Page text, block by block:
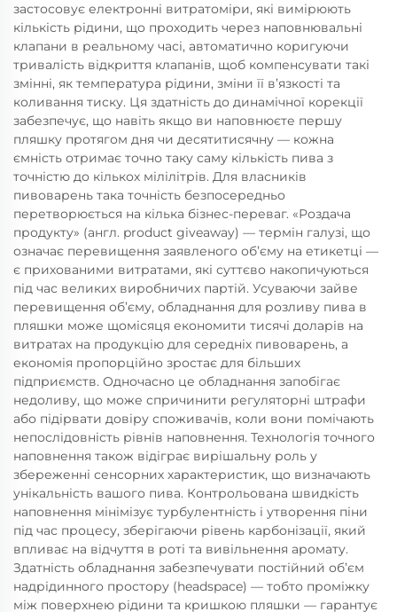
застосовує електронні витратоміри, які вимірюють
кількість рідини, що проходить через наповнювальні
клапани в реальному часі, автоматично коригуючи
тривалість відкриття клапанів, щоб компенсувати такі
змінні, як температура рідини, зміни її в’язкості та
коливання тиску. Ця здатність до динамічної корекції
забезпечує, що навіть якщо ви наповнюєте першу
пляшку протягом дня чи десятитисячну — кожна
ємність отримає точно таку саму кількість пива з
точністю до кількох мілілітрів. Для власників
пивоварень така точність безпосередньо
перетворюється на кілька бізнес-переваг. «Роздача
продукту» (англ. product giveaway) — термін галузі, що
означає перевищення заявленого об’єму на етикетці —
є прихованими витратами, які суттєво накопичуються
під час великих виробничих партій. Усуваючи зайве
перевищення об’єму, обладнання для розливу пива в
пляшки може щомісяця економити тисячі доларів на
витратах на продукцію для середніх пивоварень, а
економія пропорційно зростає для більших
підприємств. Одночасно це обладнання запобігає
недоливу, що може спричинити регуляторні штрафи
або підірвати довіру споживачів, коли вони помічають
непослідовність рівнів наповнення. Технологія точного
наповнення також відіграє вирішальну роль у
збереженні сенсорних характеристик, що визначають
унікальність вашого пива. Контрольована швидкість
наповнення мінімізує турбулентність і утворення піни
під час процесу, зберігаючи рівень карбонізації, який
впливає на відчуття в роті та вивільнення аромату.
Здатність обладнання забезпечувати постійний об’єм
надрідинного простору (headspace) — тобто проміжку
між поверхнею рідини та кришкою пляшки — гарантує